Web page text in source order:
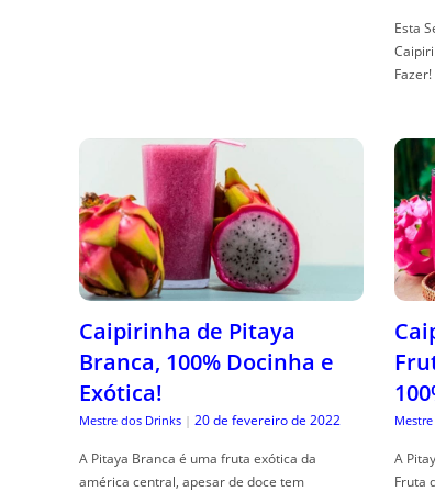
Esta
Fazer!
Caipirinha de Pitaya
Branca, 100% Docinha e
Exótica!
Mestre dos Drinks | 20 de fevereiro de 2022
A Pitaya Branca é uma fruta exótica da
américa central, apesar de doce tem
A
Fruta